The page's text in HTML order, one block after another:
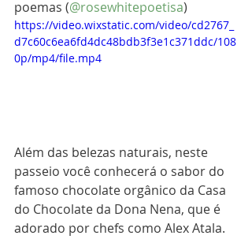
poemas (@rosewhitepoetisa)
https://video.wixstatic.com/video/cd2767_
d7c60c6ea6fd4dc48bdb3f3e1c371ddc/108
0p/mp4/file.mp4
Além das belezas naturais, neste
passeio você conhecerá o sabor do
famoso chocolate orgânico da Casa
do Chocolate da Dona Nena, que é
adorado por chefs como Alex Atala.